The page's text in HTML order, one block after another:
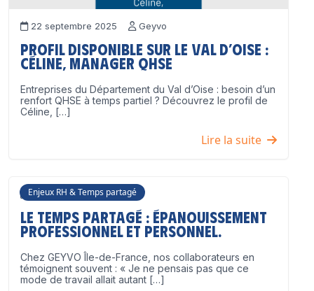
22 septembre 2025 Geyvo
Profil disponible sur le Val d’Oise :
Céline, Manager QHSE
Entreprises du Département du Val d’Oise : besoin d’un
renfort QHSE à temps partiel ? Découvrez le profil de
Céline, […]
Lire la suite
Enjeux RH & Temps partagé
17 juillet 2025 Geyvo
Le temps partagé : épanouissement
professionnel ET personnel.
Chez GEYVO Île-de-France, nos collaborateurs en
témoignent souvent : « Je ne pensais pas que ce
mode de travail allait autant […]